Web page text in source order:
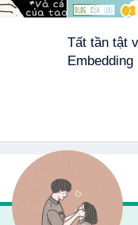
Tất tần tật
Embedding